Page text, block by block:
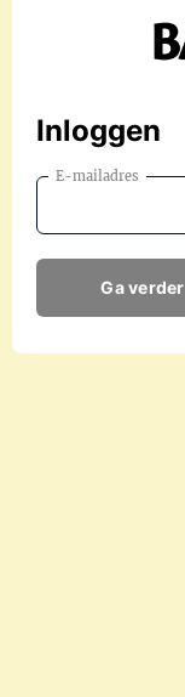
Inloggen
E-mailadres
Ga verder